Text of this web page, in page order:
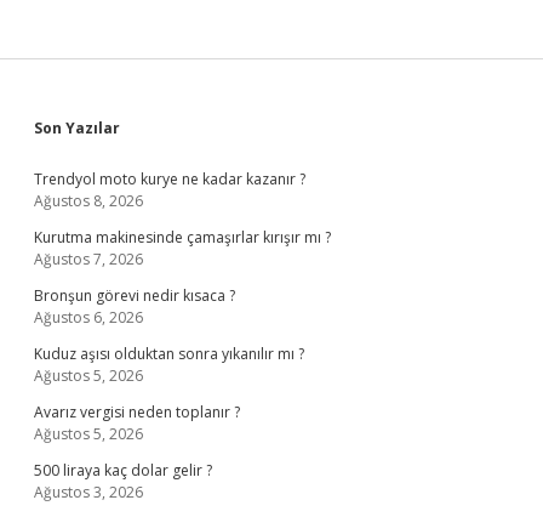
Sidebar
Son Yazılar
Trendyol moto kurye ne kadar kazanır ?
Ağustos 8, 2026
Kurutma makinesinde çamaşırlar kırışır mı ?
Ağustos 7, 2026
Bronşun görevi nedir kısaca ?
Ağustos 6, 2026
Kuduz aşısı olduktan sonra yıkanılır mı ?
Ağustos 5, 2026
Avarız vergisi neden toplanır ?
Ağustos 5, 2026
500 liraya kaç dolar gelir ?
Ağustos 3, 2026